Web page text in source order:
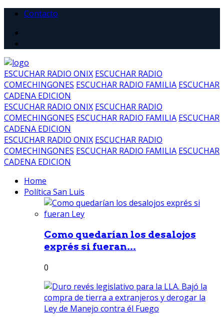
Contacto
ESCUCHAR RADIO ONIX ESCUCHAR RADIO
COMECHINGONES ESCUCHAR RADIO FAMILIA ESCUCHAR
CADENA EDICION
ESCUCHAR RADIO ONIX ESCUCHAR RADIO
COMECHINGONES ESCUCHAR RADIO FAMILIA ESCUCHAR
CADENA EDICION
ESCUCHAR RADIO ONIX ESCUCHAR RADIO
COMECHINGONES ESCUCHAR RADIO FAMILIA ESCUCHAR
CADENA EDICION
Home
Política San Luis
Como quedarían los desalojos
exprés si fueran...
0